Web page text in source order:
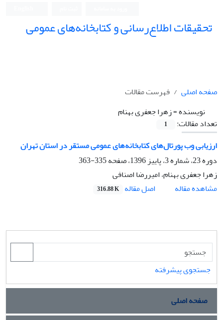
تحقیقات اطلاع‌رسانی و کتابخانه‌های عمومی
صفحه اصلی
فهرست مقالات
نویسنده =زهرا جعفری بهنام
تعداد مقالات:
1
ارزیابی وب پورتال‌های کتابخانه‌های عمومی مستقر در استان تهران
دوره 23، شماره 3، پاییز 1396، صفحه
335-363
زهرا جعفری بهنام، امیررضا اصنافی
مشاهده مقاله
اصل مقاله 316.88 K
جستجوی پیشرفته
صفحه اصلی